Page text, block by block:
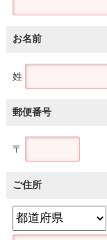
お名前
姓
郵便番号
〒
ご住所